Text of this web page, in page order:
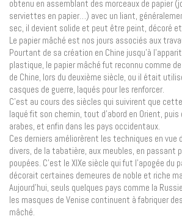
obtenu en assemblant des morceaux de papier
serviettes en papier…) avec un liant,
sec, il devient solide et peut être peint, décoré
Le papier mâché est nos jours associés aux
Pourtant de sa création en Chine jusqu’à
plastique, le papier mâché fut reconnu comme de
de Chine, lors du deuxième siècle, ou il était
casques de guerre, laqués pour les renforcer.
C’est au cours des siècles qui suivirent que
laqué fit son chemin, tout d’abord en Orient, puis
arabes, et enfin dans les pays occidentaux.
Ces derniers améliorèrent les techniques en vue
divers, de la tabatière, aux meubles, en passant
poupées. C’est le XIXe siècle qui fut l’apogée du
décorait certaines demeures de noble et riche
Aujourd’hui, seuls quelques pays comme la
les masques de Venise continuent à fabriquer
mâché.